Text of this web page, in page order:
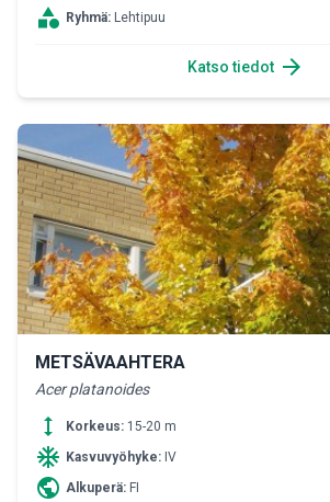
category Ryhmä: Lehtipuu
Katso tiedot arrow_forward
METSÄVAAHTERA
Acer platanoides
height Korkeus: 15-20 m
ac_unit Kasvuvyöhyke: IV
public Alkuperä: FI